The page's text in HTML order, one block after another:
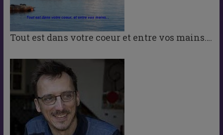
Tout est dans votre coeur et entre vos mains….